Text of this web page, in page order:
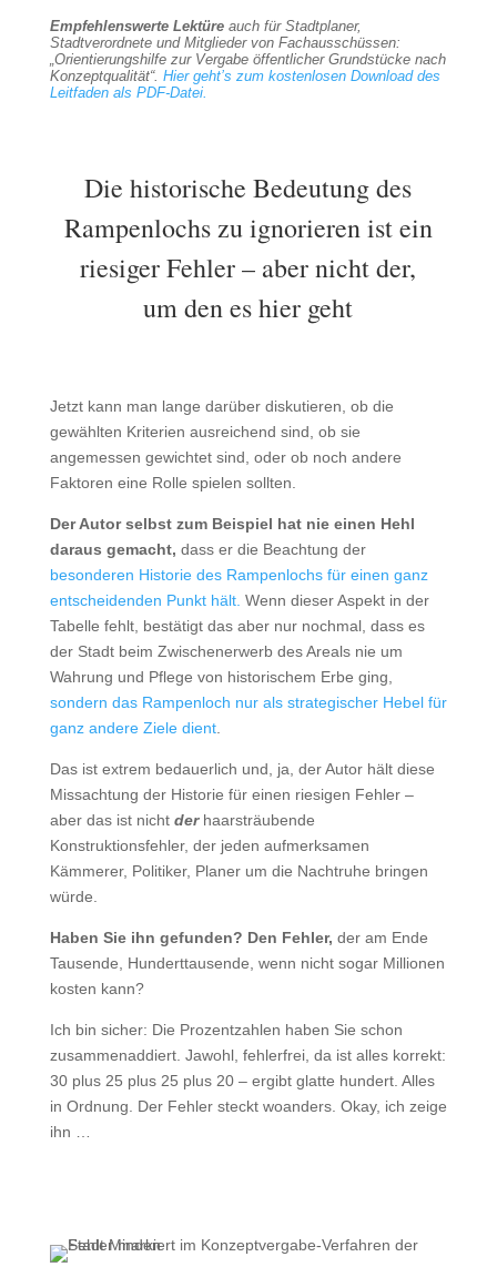
Empfehlenswerte Lektüreauch für Stadtplaner,
Stadtverordnete und Mitglieder von Fachausschüssen:
„Orientierungshilfe zur Vergabe öffentlicher Grundstücke nach
Konzeptqualität“. Hier geht’s zum kostenlosen Download des
Leitfaden als PDF-Datei.
Die historische Bedeutung des
Rampenlochs zu ignorieren ist ein
riesiger Fehler – aber nicht der,
um den es hier geht
Jetzt kann man lange darüber diskutieren, ob die
gewählten Kriterien ausreichend sind, ob sie
angemessen gewichtet sind, oder ob noch andere
Faktoren eine Rolle spielen sollten.
Der Autor selbst zum Beispiel hat nie einen Hehl
daraus gemacht, dass er die Beachtung der
besonderen Historie des Rampenlochs für einen ganz
entscheidenden Punkt hält. Wenn dieser Aspekt in der
Tabelle fehlt, bestätigt das aber nur nochmal, dass es
der Stadt beim Zwischenerwerb des Areals nie um
Wahrung und Pflege von historischem Erbe ging,
sondern das Rampenloch nur als strategischer Hebel für
ganz andere Ziele dient.
Das ist extrem bedauerlich und, ja, der Autor hält diese
Missachtung der Historie für einen riesigen Fehler –
aber das ist nicht derhaarsträubende
Konstruktionsfehler, der jeden aufmerksamen
Kämmerer, Politiker, Planer um die Nachtruhe bringen
würde.
Haben Sie ihn gefunden? Den Fehler, der am Ende
Tausende, Hunderttausende, wenn nicht sogar Millionen
kosten kann?
Ich bin sicher: Die Prozentzahlen haben Sie schon
zusammenaddiert. Jawohl, fehlerfrei, da ist alles korrekt:
30 plus 25 plus 25 plus 20 – ergibt glatte hundert. Alles
in Ordnung. Der Fehler steckt woanders. Okay, ich zeige
ihn …